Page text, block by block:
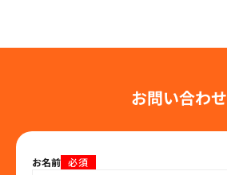
お問い合わせ
お名前 必須